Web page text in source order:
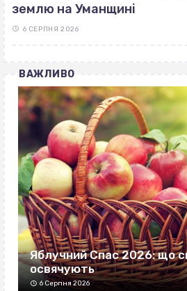
землю на Уманщині
6 СЕРПНЯ 2026
ВАЖЛИВО
Яблучний Спас 2026: що
освячують
6 Серпня 2026